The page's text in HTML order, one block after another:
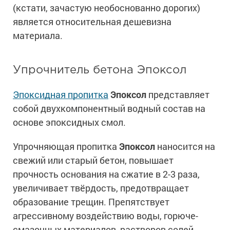
(кстати, зачастую необоснованно дорогих)
является относительная дешевизна
материала.
Упрочнитель бетона Эпоксол
Эпоксидная пропитка Эпоксол представляет
собой двухкомпонентный водный состав на
основе эпоксидных смол.
Упрочняющая пропитка Эпоксол наносится на
свежий или старый бетон, повышает
прочность основания на сжатие в 2-3 раза,
увеличивает твёрдость, предотвращает
образование трещин. Препятствует
агрессивному воздействию воды, горюче-